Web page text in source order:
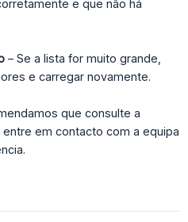
e que não há
– Se a lista for muito grande,
e carregar novamente.
que consulte a
em contacto com a equipa